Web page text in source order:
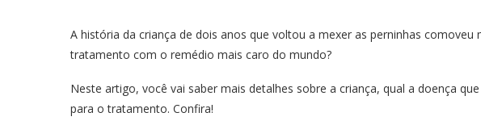
A história da criança de dois anos que voltou a mexer as perninhas comoveu
tratamento com o remédio mais caro do mundo?
Neste artigo, você vai saber mais detalhes sobre a criança, qual a doença
para o tratamento. Confira!